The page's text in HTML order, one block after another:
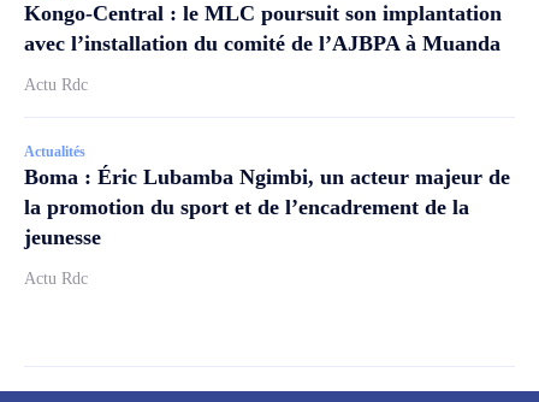
Kongo-Central : le MLC poursuit son implantation
avec l’installation du comité de l’AJBPA à Muanda
Actu Rdc
Actualités
Boma : Éric Lubamba Ngimbi, un acteur majeur de
la promotion du sport et de l’encadrement de la
jeunesse
Actu Rdc